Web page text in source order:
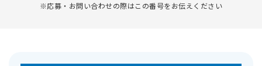
※応募・お問い合わせの際はこの番号をお伝えください